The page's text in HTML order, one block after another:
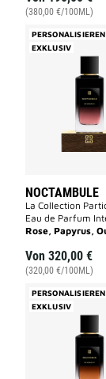
(380,00 €/100ML)
PERSONALISIEREN
EXKLUSIV
NOCTAMBULE
La Collection
Eau de Parfum
Rose, Papyrus,
Von 320,00 €
(320,00 €/100ML)
PERSONALISIEREN
EXKLUSIV